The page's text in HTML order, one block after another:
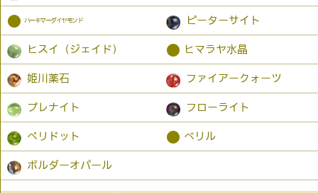
● ハーキマーダイヤモンド ピーターサイト
ヒスイ（ジェイド） ● ヒマラヤ水晶
姫川薬石 ファイアークォーツ
プレナイト フローライト
ペリドット ● ベリル
ボルダーオパール